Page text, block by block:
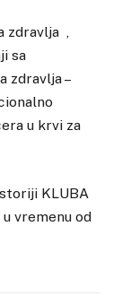
zdravlja ,
sa
zdravlja –
u krvi za
KLUBA
vremenu od